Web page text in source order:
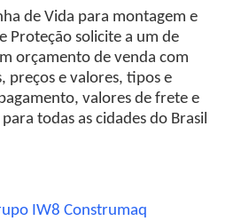
de Vida para montagem e
Proteção solicite a um de
orçamento de venda com
preços e valores, tipos e
valores de frete e
todas as cidades do Brasil
IW8 Construmaq